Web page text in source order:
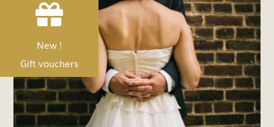

Nouveau !
Les bons Cadeau

New !
Gift vouchers